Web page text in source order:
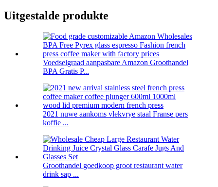
Uitgestalde produkte
Voedselgraad aanpasbare Amazon Groothandel
BPA Gratis P...
2021 nuwe aankoms vlekvrye staal Franse pers
koffie ...
Groothandel goedkoop groot restaurant water
drink sap ...